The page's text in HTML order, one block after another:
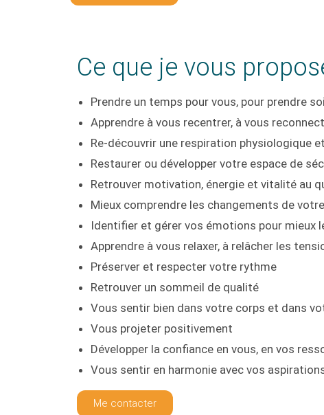
Ce que je vous
Prendre un temps pour vous, pour prendre
Apprendre à vous recentrer, à vous
Re-découvrir une respiration physiologique
Restaurer ou développer votre espace de
Retrouver motivation, énergie et vitalité au
Mieux comprendre les changements de
Identifier et gérer vos émotions pour mieux
Apprendre à vous relaxer, à relâcher les
Préserver et respecter votre rythme
Retrouver un sommeil de qualité
Vous sentir bien dans votre corps et dans
Vous projeter positivement
Développer la confiance en vous, en vos
Vous sentir en harmonie avec vos
Me contacter